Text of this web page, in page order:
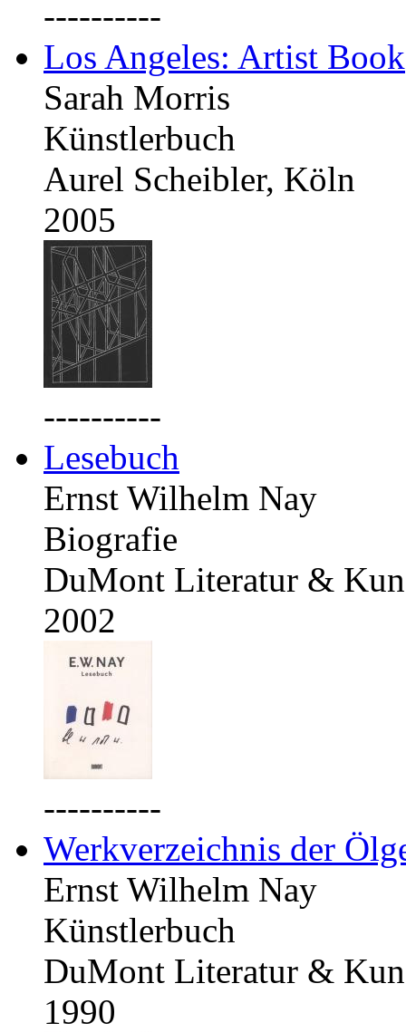
----------
Los Angeles: Artist Book
Sarah Morris
Künstlerbuch
Aurel Scheibler, Köln
2005
----------
Lesebuch
Ernst Wilhelm Nay
Biografie
DuMont Literatur &
2002
----------
Werkverzeichnis der
Ernst Wilhelm Nay
Künstlerbuch
DuMont Literatur &
1990